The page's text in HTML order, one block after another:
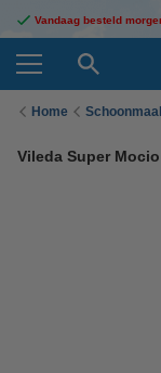
Vandaag besteld
Home
Vileda Super